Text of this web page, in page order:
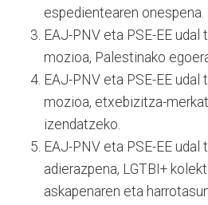
espedientearen onespena.
EAJ-PNV eta PSE-EE
mozioa, Palestinako
EAJ-PNV eta PSE-EE
mozioa, etxebizitza-
izendatzeko.
EAJ-PNV eta PSE-EE
adierazpena, LGTBI+
askapenaren eta